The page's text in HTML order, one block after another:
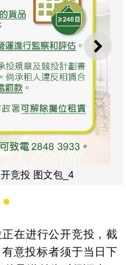
下一
竞投 图文包_4
4
在进行公开竞投，截
意投标者须于当日下